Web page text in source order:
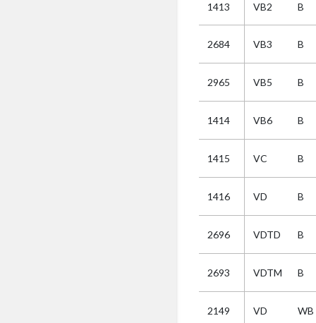
1413 VB2 B
2684 VB3 B
2965 VB5 B
1414 VB6 B
1415 VC B
1416 VD B
2696 VDTD B
2693 VDTM B
2149 VD WB